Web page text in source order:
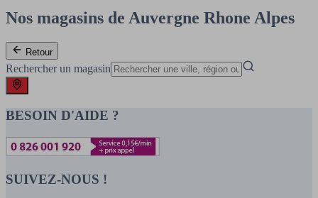
Nos magasins de Auvergne Rhone Alpes
Retour
Rechercher un magasin
BESOIN D'AIDE ?
SUIVEZ-NOUS !